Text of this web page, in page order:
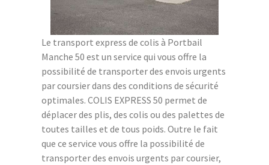
Le transport express de colis à Portbail
Manche 50 est un service qui vous offre la
possibilité de transporter des envois urgents
par coursier dans des conditions de sécurité
optimales. COLIS EXPRESS 50 permet de
déplacer des plis, des colis ou des palettes de
toutes tailles et de tous poids. Outre le fait
que ce service vous offre la possibilité de
transporter des envois urgents par coursier,